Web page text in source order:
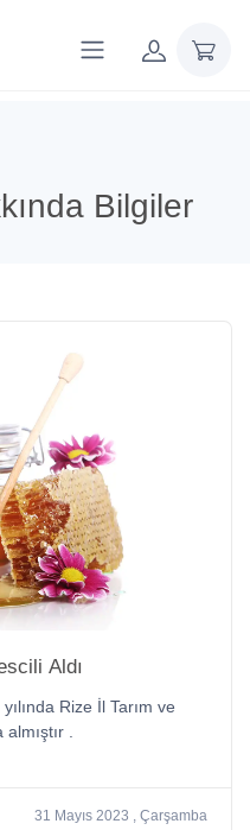
Bilgiler
Aldı
Rize İl Tarım ve
.
31 Mayıs 2023 , Çarşamba